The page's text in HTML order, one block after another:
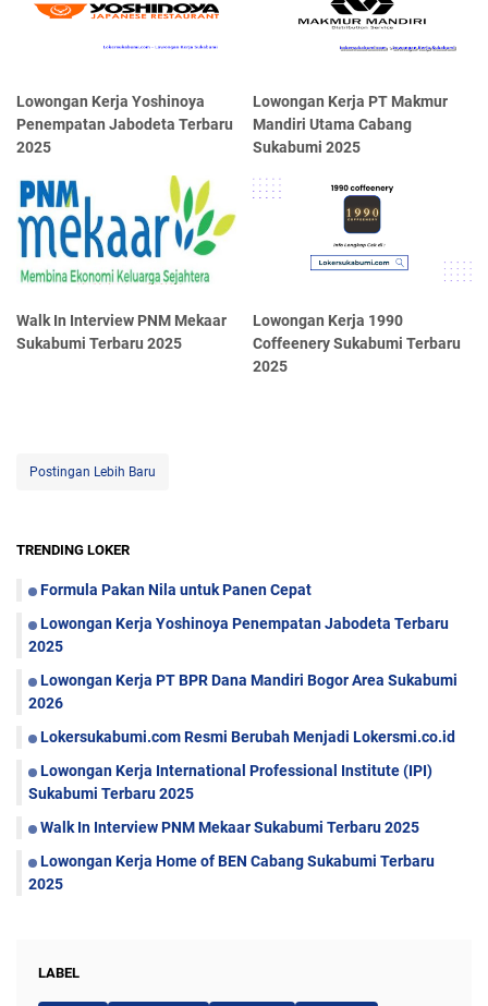
Lowongan Kerja Yoshinoya
Penempatan Jabodeta Terbaru
2025
Lowongan Kerja PT Makmur
Mandiri Utama Cabang
Sukabumi 2025
Walk In Interview PNM Mekaar
Sukabumi Terbaru 2025
Lowongan Kerja 1990
Coffeenery Sukabumi Terbaru
2025
Postingan Lebih Baru
TRENDING LOKER
Formula Pakan Nila untuk Panen Cepat
Lowongan Kerja Yoshinoya Penempatan Jabodeta Terbaru
2025
Lowongan Kerja PT BPR Dana Mandiri Bogor Area Sukabumi
2026
Lokersukabumi.com Resmi Berubah Menjadi Lokersmi.co.id
Lowongan Kerja International Professional Institute (IPI)
Sukabumi Terbaru 2025
Walk In Interview PNM Mekaar Sukabumi Terbaru 2025
Lowongan Kerja Home of BEN Cabang Sukabumi Terbaru
2025
LABEL